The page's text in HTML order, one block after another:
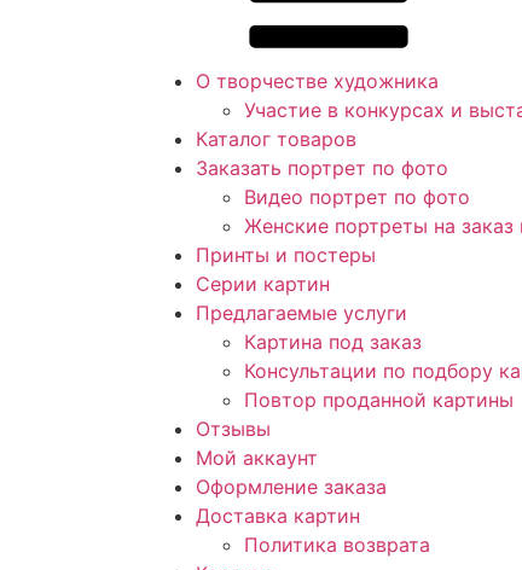
О творчестве художника
Участие в конкурсах и
Каталог товаров
Заказать портрет по фото
Видео портрет по фото
Женские портреты на заказ
Принты и постеры
Серии картин
Предлагаемые услуги
Картина под заказ
Консультации по подбору
Повтор проданной картины
Отзывы
Мой аккаунт
Оформление заказа
Доставка картин
Политика возврата